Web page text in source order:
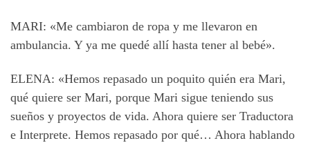
MARI: «Me cambiaron de ropa y me llevaron en
ambulancia. Y ya me quedé allí hasta tener al bebé».
ELENA: «Hemos repasado un poquito quién era Mari,
qué quiere ser Mari, porque Mari sigue teniendo sus
sueños y proyectos de vida. Ahora quiere ser Traductora
e Interprete. Hemos repasado por qué… Ahora hablando